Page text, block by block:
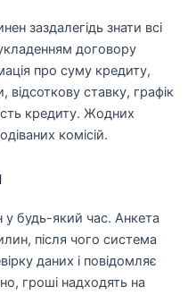
заздалегідь знати всі
договору
про суму кредиту,
ставку, графік
кредиту. Жодних
комісій.
будь-який час. Анкета
після чого система
даних і повідомляє
гроші надходять на